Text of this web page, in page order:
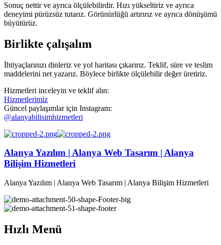
Sonuç nettir ve ayrıca ölçülebilirdir. Hızı yükseltiriz ve ayrıca
deneyimi pürüzsüz tutarız. Görünürlüğü artırırız ve ayrıca dönüşümü
büyütürüz.
Birlikte çalışalım
İhtiyaçlarınızı dinleriz ve yol haritası çıkarırız. Teklif, süre ve teslim
maddelerini net yazarız. Böylece birlikte ölçülebilir değer üretiriz.
Hizmetleri inceleyin ve teklif alın:
Hizmetlerimiz
Güncel paylaşımlar için Instagram:
@alanyabilisimhizmetleri
Alanya Yazılım | Alanya Web Tasarım | Alanya
Bilişim Hizmetleri
Alanya Yazılım | Alanya Web Tasarım | Alanya Bilişim Hizmetleri
Hızlı Menü